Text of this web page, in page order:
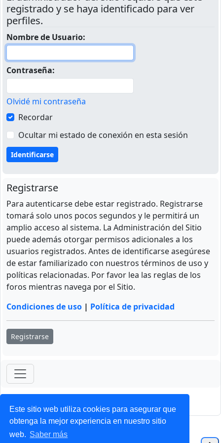
Este sitio web utiliza cookies para asegurar que
obtenga la mejor experiencia en nuestro sitio
web. Saber más
registrado y se haya identificado para ver
perfiles.
Nombre de Usuario:
Contraseña:
Olvidé mi contraseña
Recordar
Ocultar mi estado de conexión en esta sesión
Registrarse
Para autenticarse debe estar registrado. Registrarse
tomará solo unos pocos segundos y le permitirá un
amplio acceso al sistema. La Administración del Sitio
puede además otorgar permisos adicionales a los
usuarios registrados. Antes de identificarse asegúrese
de estar familiarizado con nuestros términos de uso y
políticas relacionadas. Por favor lea las reglas de los
foros mientras navega por el Sitio.
Condiciones de uso | Política de privacidad
Registrarse
ForoClub 2025
Privacidad| Condiciones